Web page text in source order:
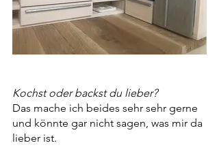
Kochst oder backst du lieber?
Das mache ich beides sehr sehr gerne
und könnte gar nicht sagen, was mir da
lieber ist.